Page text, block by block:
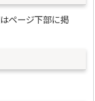
ページ下部に掲